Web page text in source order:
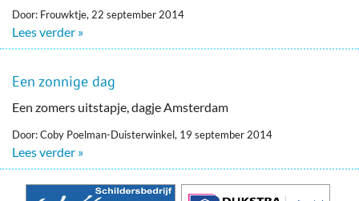
Door: Frouwktje, 22 september 2014
Lees verder »
Een zonnige dag
Een zomers uitstapje, dagje Amsterdam
Door: Coby Poelman-Duisterwinkel, 19 september 2014
Lees verder »